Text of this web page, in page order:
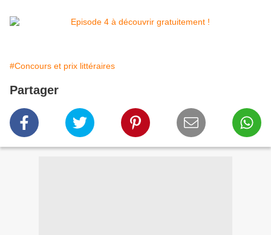
#Concours et prix littéraires
Partager